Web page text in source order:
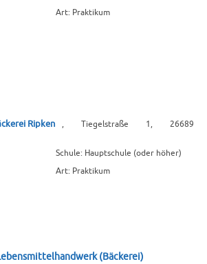
Art: Praktikum
Ripken
, Tiegelstraße 1, 26689
Schule: Hauptschule (oder höher)
Art: Praktikum
(Bäckerei)